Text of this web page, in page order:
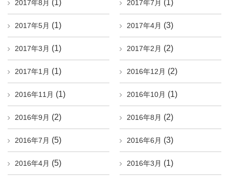
2017年8月 (1) 2017年7月 (1)
2017年5月 (1) 2017年4月 (3)
2017年3月 (1) 2017年2月 (2)
2017年1月 (1) 2016年12月 (2)
2016年11月 (1) 2016年10月 (1)
2016年9月 (2) 2016年8月 (2)
2016年7月 (5) 2016年6月 (3)
2016年4月 (5) 2016年3月 (1)